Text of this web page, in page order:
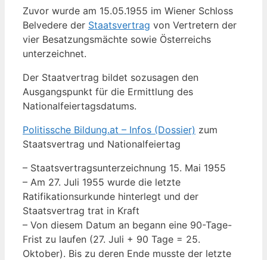
Zuvor wurde am 15.05.1955 im Wiener Schloss
Belvedere der Staatsvertrag von Vertretern der
vier Besatzungsmächte sowie Österreichs
unterzeichnet.
Der Staatvertrag bildet sozusagen den
Ausgangspunkt für die Ermittlung des
Nationalfeiertagsdatums.
Politissche Bildung.at – Infos (Dossier) zum
Staatsvertrag und Nationalfeiertag
– Staatsvertragsunterzeichnung 15. Mai 1955
– Am 27. Juli 1955 wurde die letzte
Ratifikationsurkunde hinterlegt und der
Staatsvertrag trat in Kraft
– Von diesem Datum an begann eine 90-Tage-
Frist zu laufen (27. Juli + 90 Tage = 25.
Oktober). Bis zu deren Ende musste der letzte